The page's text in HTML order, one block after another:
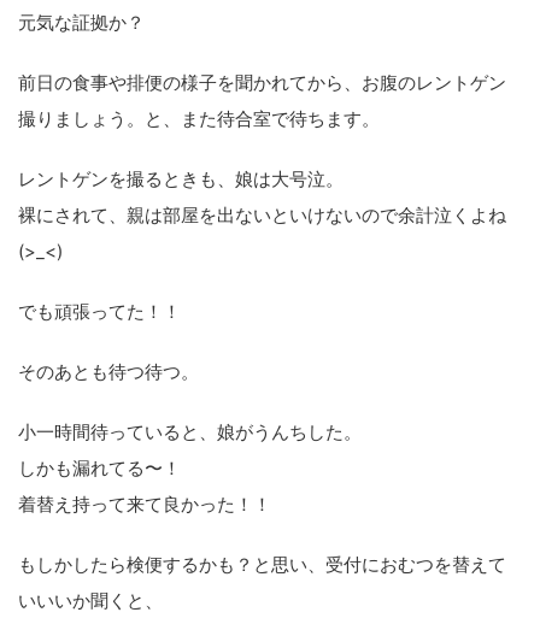
元気な証拠か？
前日の食事や排便の様子を聞かれてから、お腹のレントゲン
撮りましょう。と、また待合室で待ちます。
レントゲンを撮るときも、娘は大号泣。
裸にされて、親は部屋を出ないといけないので余計泣くよね
(>_<)
でも頑張ってた！！
そのあとも待つ待つ。
小一時間待っていると、娘がうんちした。
しかも漏れてる〜！
着替え持って来て良かった！！
もしかしたら検便するかも？と思い、受付におむつを替えて
いいいか聞くと、